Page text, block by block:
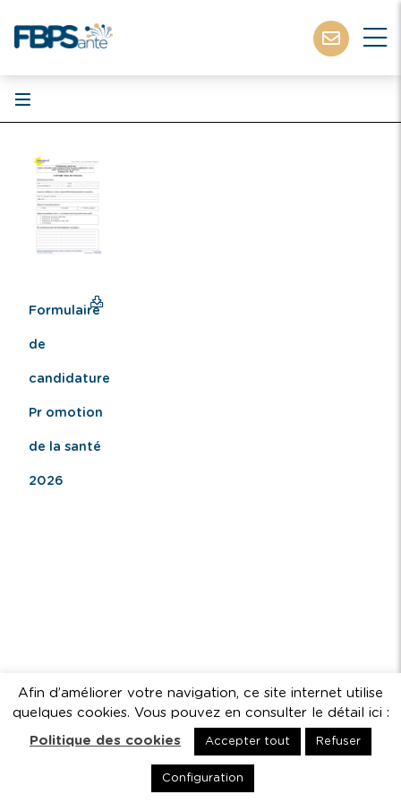
Formulaire
de
candidature
Pr omotion
de la santé
2026
Afin d’améliorer votre navigation, ce site internet utilise
quelques cookies. Vous pouvez en consulter le détail ici :
Politique des cookies Accepter tout Refuser
Configuration